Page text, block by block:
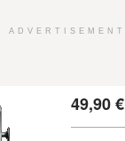
ADVERTISEMENT
49,90€